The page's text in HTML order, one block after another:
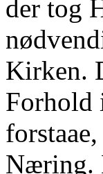
der tog
Kirken.
Forhold
Næring.